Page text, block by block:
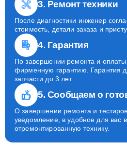
3. Ремонт техники
После диагностики инженер
стоимость, детали заказа и
4. Гарантия
По завершении ремонта и
фирменную гарантию. Гарантия
запчасти до 3 лет.
5. Сообщаем о
О завершении ремонта и
уведомление, в удобное для вас
отремонтированную технику.